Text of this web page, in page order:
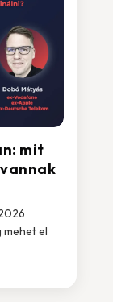
mit
mehet el